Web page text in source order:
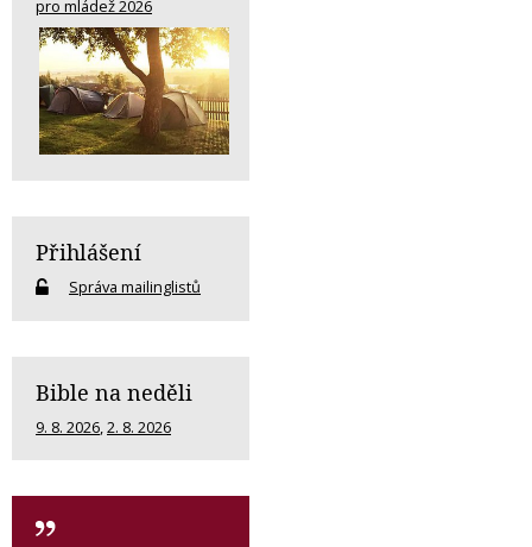
pro mládež 2026
Přihlášení
Správa mailinglistů
Bible na neděli
9. 8. 2026,2. 8. 2026